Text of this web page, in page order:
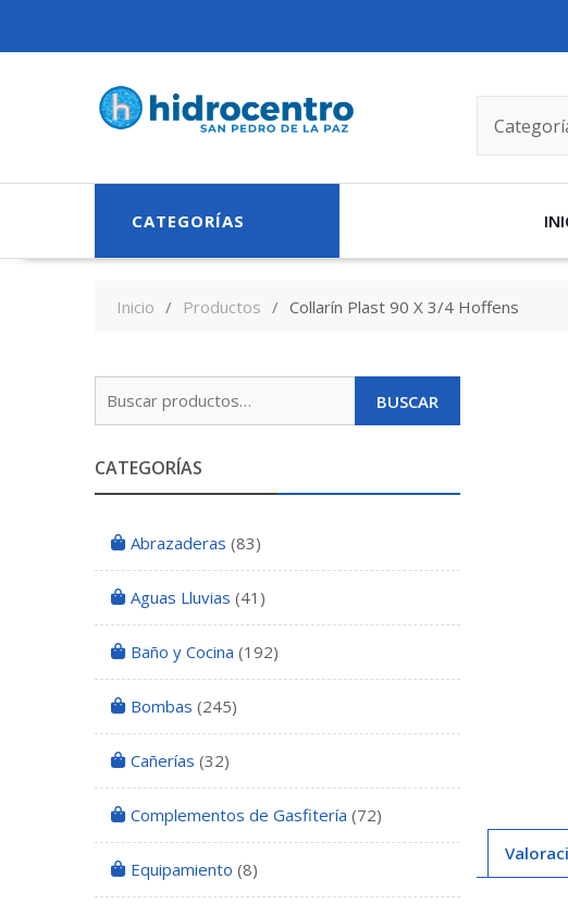
CATEGORÍAS
Inicio Productos Collarín Plast 90 X 3/4 Hoffens
BUSCAR
CATEGORÍAS
Abrazaderas (83)
Aguas Lluvias (41)
Baño y Cocina (192)
Bombas (245)
Cañerías (32)
Complementos de Gasfitería (72)
Equipamiento (8)